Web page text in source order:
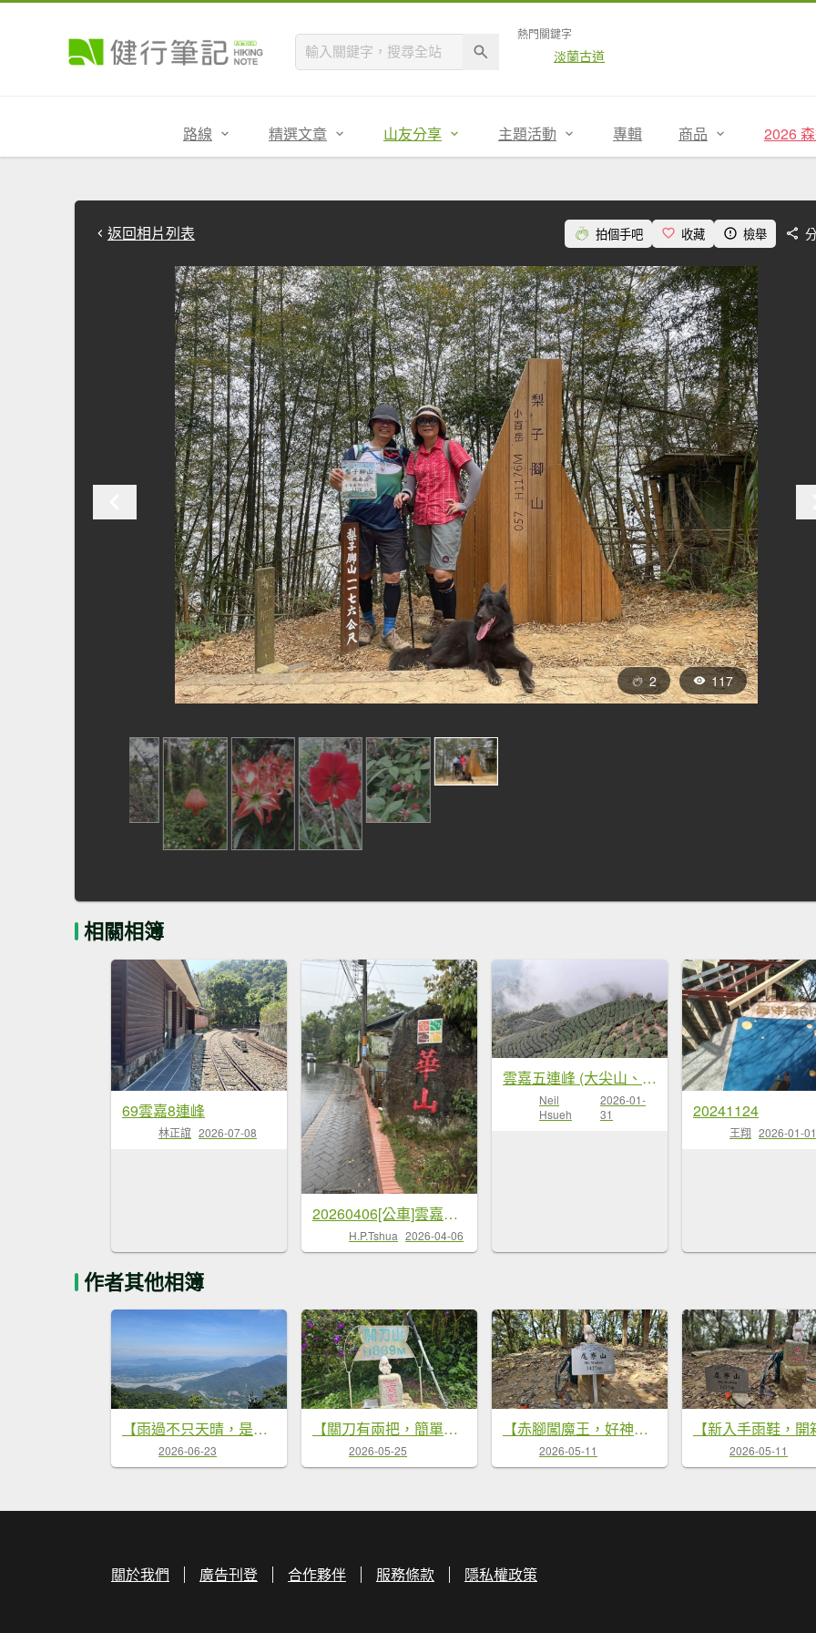
熱門關鍵字
淡蘭古道
路線 精選文章 山友分享 主題活動 專輯 商品 2026
返回相片列表 拍個手吧 收藏 檢舉
2 117
相關相簿
69雲嘉8連峰
林正誼 2026-07-08
20260406[公車]雲嘉連峰-二尖山+馬鞍山+梨子腳山+太平山+太平山西峰
H.P.Tshua 2026-04-06
雲嘉五連峰 (大尖山、二尖山、馬鞍山、梨子腳山、太平山)
Neil
Hsueh
2026-01-
31
20241124
王翔 2026-01-01
作者其他相簿
【雨過不只天晴，是悶熱到爆啊！😵😵‍💫】第22次下尾寮山。
2026-06-23
【關刀有兩把，簡單的先拿！😁😁】出關古道-聖關段，小百岳#036關刀山，就叫它小關刀吧。
2026-05-25
【赤腳闖魔王，好神啊！💪】第21次下尾寮山⛰️。沒事來走就對了💪💪
2026-05-11 2026-05-11
關於我們 廣告刊登 合作夥伴 服務條款 隱私權政策